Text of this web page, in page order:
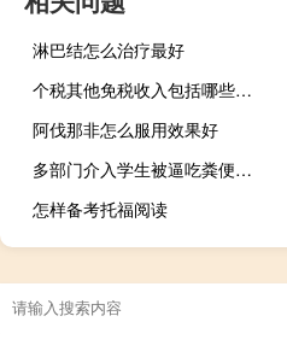
淋巴结怎么治疗最好
个税其他免税收入包括哪些项目（个税免税项目有哪些）
阿伐那非怎么服用效果好
多部门介入学生被逼吃粪便事件 到底什么情况呢
怎样备考托福阅读